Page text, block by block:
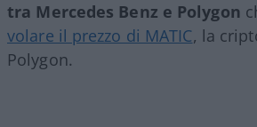
tra Mercedes Benz e Polygon
volare il prezzo di MATIC, la
Polygon.